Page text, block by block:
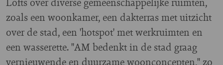
zoals een woonkamer, een dakterras met uitzicht
over de stad, een 'hotspot' met werkruimten en
een wasserette. "AM bedenkt in de stad graag
vernieuwende en duurzame woonconcepten," zo